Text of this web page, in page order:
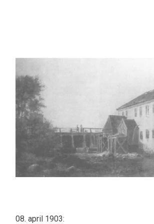
08. april 1903: